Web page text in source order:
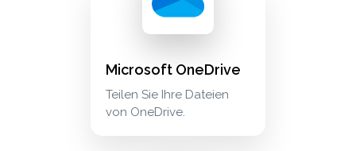
Microsoft OneDrive
Teilen Sie Ihre Dateien
von OneDrive.